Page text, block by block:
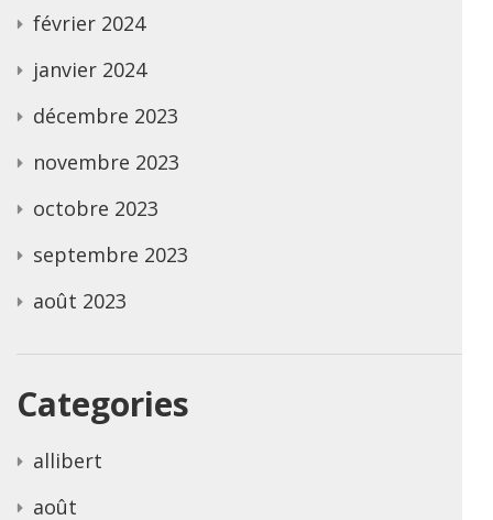
février 2024
janvier 2024
décembre 2023
novembre 2023
octobre 2023
septembre 2023
août 2023
Categories
allibert
août